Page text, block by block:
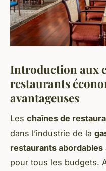
Introduction aux
restaurants
avantageuses
Les chaînes de
dans l’industrie de la
restaurants abordables
pour tous les budgets.